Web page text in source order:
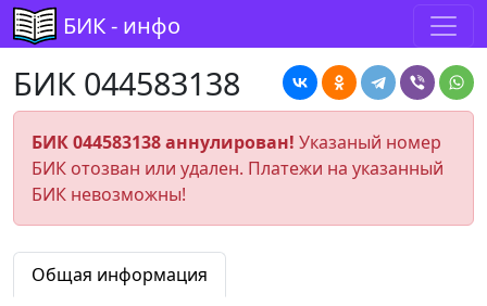
БИК - инфо
БИК 044583138
БИК 044583138 аннулирован! Указаный номер
БИК отозван или удален. Платежи на указанный
БИК невозможны!
Общая информация